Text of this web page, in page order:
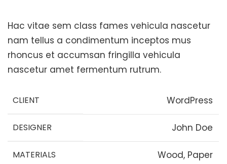
Hac vitae sem class fames vehicula nascetur
nam tellus a condimentum inceptos mus
rhoncus et accumsan fringilla vehicula
nascetur amet fermentum rutrum.
CLIENT WordPress
DESIGNER John Doe
MATERIALS Wood, Paper